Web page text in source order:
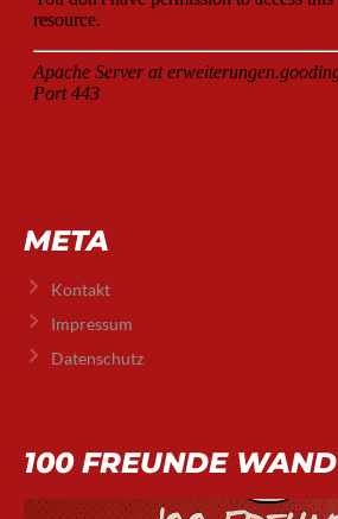
META
Kontakt
Impressum
Datenschutz
100 FREUNDE WAND